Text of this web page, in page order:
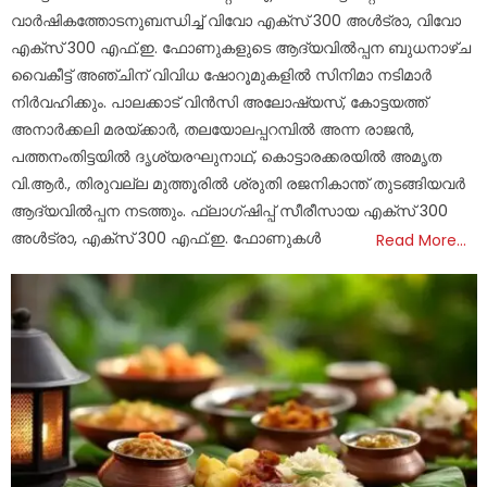
വാര്‍ഷികത്തോടനുബന്ധിച്ച് വിവോ എക്‌സ് 300 അള്‍ട്രാ, വിവോ
എക്‌സ് 300 എഫ്.ഇ. ഫോണുകളുടെ ആദ്യവില്‍പ്പന ബുധനാഴ്ച
വൈകീട്ട് അഞ്ചിന് വിവിധ ഷോറൂമുകളില്‍ സിനിമാ നടിമാര്‍
നിര്‍വഹിക്കും. പാലക്കാട് വിന്‍സി അലോഷ്യസ്, കോട്ടയത്ത്
അനാര്‍ക്കലി മരയ്ക്കാര്‍, തലയോലപ്പറമ്പില്‍ അന്ന രാജന്‍,
പത്തനംതിട്ടയില്‍ ദൃശ്യരഘുനാഥ്, കൊട്ടാരക്കരയില്‍ അമൃത
വി.ആര്‍., തിരുവല്ല മുത്തൂരില്‍ ശ്രുതി രജനികാന്ത് തുടങ്ങിയവര്‍
ആദ്യവില്‍പ്പന നടത്തും. ഫ്ലാഗ്ഷിപ്പ് സീരീസായ എക്സ് 300
അള്‍ട്രാ, എക്സ് 300 എഫ്.ഇ. ഫോണുകള്‍
Read More…